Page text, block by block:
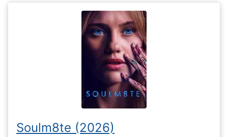
Soulm8te (2026)